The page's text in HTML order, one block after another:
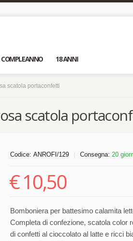
COMPLEANNO 18 ANNI
scatola portaconfetti
scatola
Codice: ANROFI/129 Consegna: 20
€10,50
Bomboniera per battesimo calamita
Completa di confezione, scatola color
di confetti al cioccolato al latte e ricci